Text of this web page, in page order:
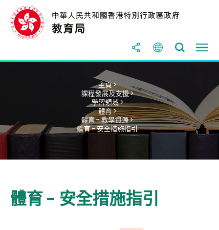
主頁 >
課程發展及支援 >
學習領域 >
體育 >
體育 - 教學資源 >
體育 - 安全措施指引
體育 - 安全措施指引